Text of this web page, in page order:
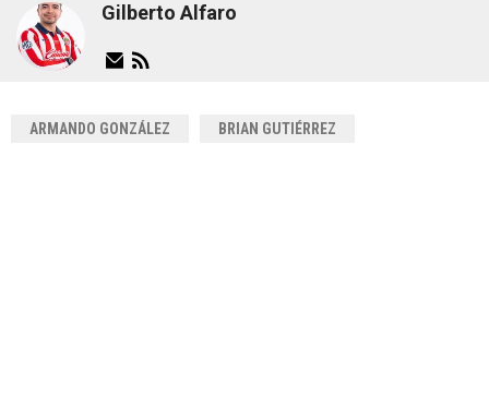
Gilberto Alfaro
ARMANDO GONZÁLEZ BRIAN GUTIÉRREZ